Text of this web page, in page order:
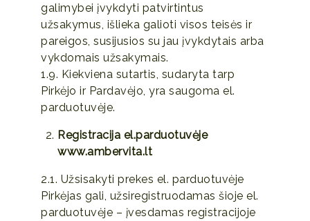
galimybei įvykdyti patvirtintus
užsakymus, išlieka galioti visos teisės ir
pareigos, susijusios su jau įvykdytais arba
vykdomais užsakymais.
1.9. Kiekviena sutartis, sudaryta tarp
Pirkėjo ir Pardavėjo, yra saugoma el.
parduotuvėje.
Registracija el.parduotuvėje
www.ambervita.lt
2.1. Užsisakyti prekes el. parduotuvėje
Pirkėjas gali, užsiregistruodamas šioje el.
parduotuvėje – įvesdamas registracijoje